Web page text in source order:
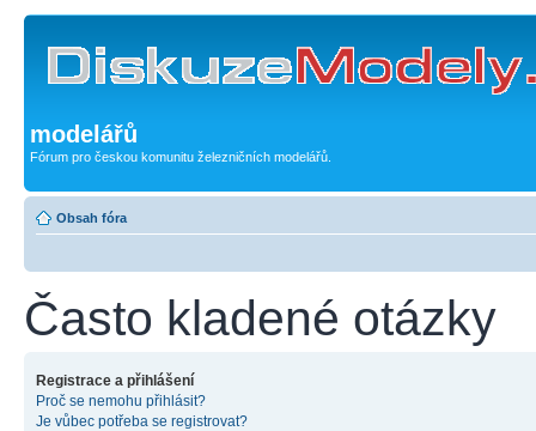
modelářů
Fórum pro českou komunitu železničních modelářů.
Obsah fóra
Často kladené otázky
Registrace a přihlášení
Proč se nemohu přihlásit?
Je vůbec potřeba se registrovat?